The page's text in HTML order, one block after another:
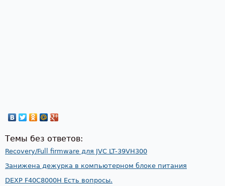
Темы без ответов:
Recovery/Full firmware для JVC LT-39VH300
Занижена дежурка в компьютерном блоке питания
DEXP F40C8000H Есть вопросы.